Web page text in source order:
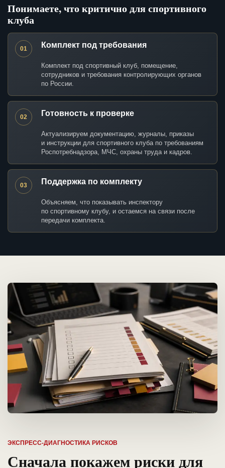
Понимаете, что критично для спортивного
клуба
01 Комплект под требования
Комплект под спортивный клуб, помещение,
сотрудников и требования контролирующих органов
по России.
02 Готовность к проверке
Актуализируем документацию, журналы, приказы
и инструкции для спортивного клуба по требованиям
Роспотребнадзора, МЧС, охраны труда и кадров.
03 Поддержка по комплекту
Объясняем, что показывать инспектору
по спортивному клубу, и остаемся на связи после
передачи комплекта.
ЭКСПРЕСС-ДИАГНОСТИКА РИСКОВ
Сначала покажем риски для